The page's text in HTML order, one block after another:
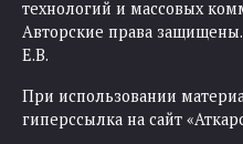
технологий и массовых
Авторские права
Е.В.
При использовании
гиперссылка на сайт